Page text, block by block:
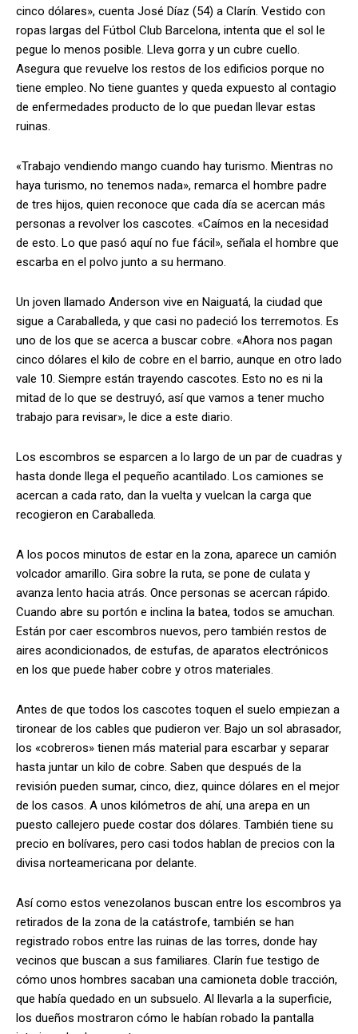
cinco dólares», cuenta José Díaz (54) a Clarín. Vestido con
ropas largas del Fútbol Club Barcelona, intenta que el sol le
pegue lo menos posible. Lleva gorra y un cubre cuello.
Asegura que revuelve los restos de los edificios porque no
tiene empleo. No tiene guantes y queda expuesto al contagio
de enfermedades producto de lo que puedan llevar estas
ruinas.
«Trabajo vendiendo mango cuando hay turismo. Mientras no
haya turismo, no tenemos nada», remarca el hombre padre
de tres hijos, quien reconoce que cada día se acercan más
personas a revolver los cascotes. «Caímos en la necesidad
de esto. Lo que pasó aquí no fue fácil», señala el hombre que
escarba en el polvo junto a su hermano.
Un joven llamado Anderson vive en Naiguatá, la ciudad que
sigue a Caraballeda, y que casi no padeció los terremotos. Es
uno de los que se acerca a buscar cobre. «Ahora nos pagan
cinco dólares el kilo de cobre en el barrio, aunque en otro lado
vale 10. Siempre están trayendo cascotes. Esto no es ni la
mitad de lo que se destruyó, así que vamos a tener mucho
trabajo para revisar», le dice a este diario.
Los escombros se esparcen a lo largo de un par de cuadras y
hasta donde llega el pequeño acantilado. Los camiones se
acercan a cada rato, dan la vuelta y vuelcan la carga que
recogieron en Caraballeda.
A los pocos minutos de estar en la zona, aparece un camión
volcador amarillo. Gira sobre la ruta, se pone de culata y
avanza lento hacia atrás. Once personas se acercan rápido.
Cuando abre su portón e inclina la batea, todos se amuchan.
Están por caer escombros nuevos, pero también restos de
aires acondicionados, de estufas, de aparatos electrónicos
en los que puede haber cobre y otros materiales.
Antes de que todos los cascotes toquen el suelo empiezan a
tironear de los cables que pudieron ver. Bajo un sol abrasador,
los «cobreros» tienen más material para escarbar y separar
hasta juntar un kilo de cobre. Saben que después de la
revisión pueden sumar, cinco, diez, quince dólares en el mejor
de los casos. A unos kilómetros de ahí, una arepa en un
puesto callejero puede costar dos dólares. También tiene su
precio en bolívares, pero casi todos hablan de precios con la
divisa norteamericana por delante.
Así como estos venezolanos buscan entre los escombros ya
retirados de la zona de la catástrofe, también se han
registrado robos entre las ruinas de las torres, donde hay
vecinos que buscan a sus familiares. Clarín fue testigo de
cómo unos hombres sacaban una camioneta doble tracción,
que había quedado en un subsuelo. Al llevarla a la superficie,
los dueños mostraron cómo le habían robado la pantalla